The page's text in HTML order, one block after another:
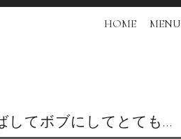
HOME MENU
してボブにしてとても…